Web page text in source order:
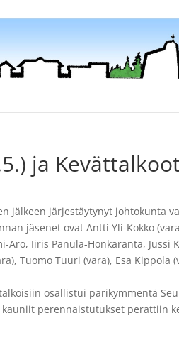
ja
jälkeen järjestäytynyt johtokunta
jäsenet ovat Antti Yli-Kokko
Aro, Iiris Panula-Honkaranta,
Tuomo Tuuri (vara), Esa Kippola
osallistui parikymmentä
perennaistutukset perattiin